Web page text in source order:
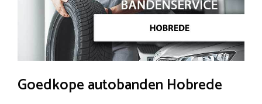
Goedkope autobanden Hobrede